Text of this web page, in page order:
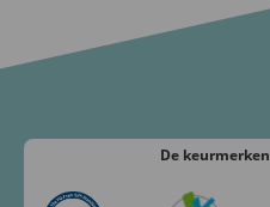
De keurmerken